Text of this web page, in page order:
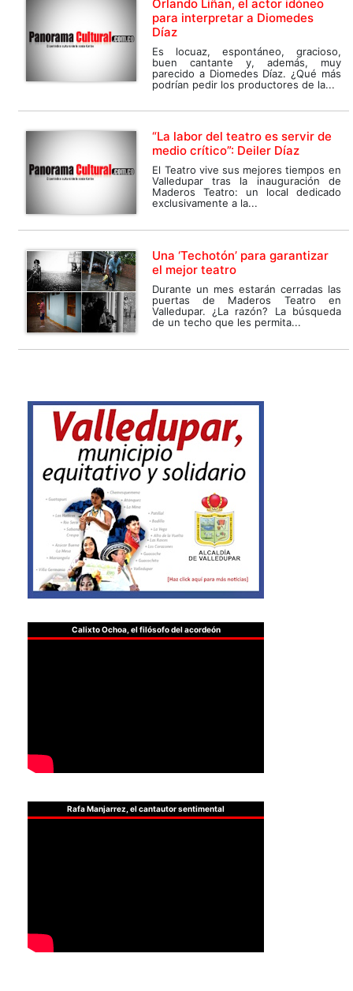
Orlando Liñan, el actor idóneo
para interpretar a Diomedes
Díaz
Es locuaz, espontáneo, gracioso,
buen cantante y, además, muy
parecido a Diomedes Díaz. ¿Qué más
podrían pedir los productores de la...
“La labor del teatro es servir de
medio crítico”: Deiler Díaz
El Teatro vive sus mejores tiempos en
Valledupar tras la inauguración de
Maderos Teatro: un local dedicado
exclusivamente a la...
Una ‘Techotón’ para garantizar
el mejor teatro
Durante un mes estarán cerradas las
puertas de Maderos Teatro en
Valledupar. ¿La razón? La búsqueda
de un techo que les permita...
Calixto Ochoa, el filósofo del acordeón
Rafa Manjarrez, el cantautor sentimental